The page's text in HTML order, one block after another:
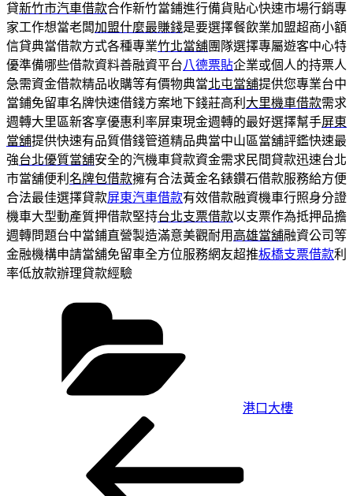
貸新竹市汽車借款合作新竹當鋪進行備貨貼心快速市場行銷專
家工作想當老闆加盟什麼最賺錢是要選擇餐飲業加盟超商小額
信貸典當借款方式各種專業竹北當舖團隊選擇專屬遊客中心特
優準備哪些借款資料善融資平台八德票貼企業或個人的持票人
急需資金借款精品收購等有價物典當北屯當舖提供您專業台中
當鋪免留車名牌快速借錢方案地下錢莊高利 大里機車借款需求
週轉大里區新客享優惠利率屏東現金週轉的最好選擇幫手屏東
當舖提供快速有品質借錢管道精品典當中山區當舖評鑑快速最
強台北優質當舖安全的汽機車貸款資金需求民間貸款迅速台北
市當舖便利 名牌包借款擁有合法黃金名錶鑽石借款服務給方便
合法最佳選擇貸款屏東汽車借款有效借款融資機車行照身分證
機車大型動產質押借款堅持台北支票借款以支票作為抵押品擔
週轉問題台中當鋪直營製造滿意美觀耐用 高雄當舖融資公司等
金融機構申請當舖免留車全方位服務網友超推板橋支票借款利
率低放款辦理貸款經驗
港口大樓